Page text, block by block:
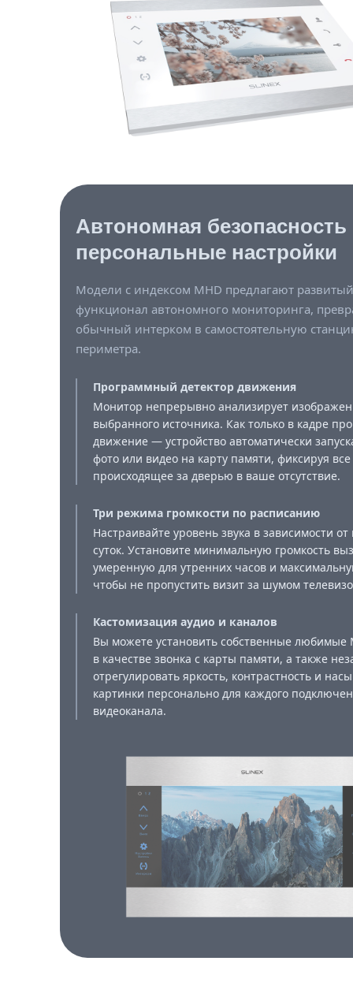
Автономная безопасность
персональные настройки
Модели с индексом MHD предлагают развитый
функционал автономного мониторинга,
обычный интерком в самостоятельную
периметра.
Программный детектор движения
Монитор непрерывно анализирует
выбранного источника. Как только в кадре
движение — устройство автоматически
фото или видео на карту памяти, фиксируя все
происходящее за дверью в ваше отсутствие.
Три режима громкости по расписанию
Настраивайте уровень звука в зависимости
суток. Установите минимальную громкость
умеренную для утренних часов и
чтобы не пропустить визит за шумом
Кастомизация аудио и каналов
Вы можете установить собственные любимые
в качестве звонка с карты памяти, а также
отрегулировать яркость, контрастность и
картинки персонально для каждого
видеоканала.